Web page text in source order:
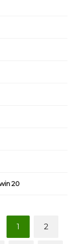
20
1 2